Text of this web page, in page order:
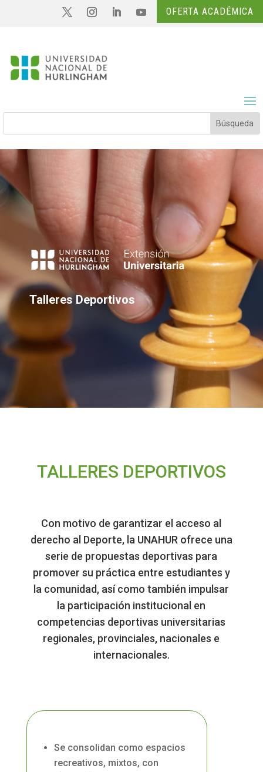
OFERTA ACADÉMICA
Talleres Deportivos
TALLERES DEPORTIVOS
Con motivo de garantizar el acceso al
derecho al Deporte, la UNAHUR ofrece una
serie de propuestas deportivas para
promover su práctica entre estudiantes y
la comunidad, así como también impulsar
la participación institucional en
competencias deportivas universitarias
regionales, provinciales, nacionales e
internacionales.
Se consolidan como espacios
recreativos, mixtos, con